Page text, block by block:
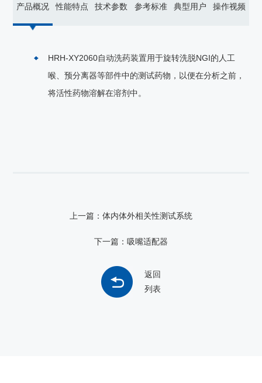
产品概况 性能特点 技术参数 参考标准 典型用户 操作视频
HRH-XY2060自动洗药装置用于旋转洗脱NGI的人工
喉、预分离器等部件中的测试药物，以便在分析之前，
将活性药物溶解在溶剂中。
上一篇：体内体外相关性测试系统
下一篇：吸嘴适配器
返回
列表